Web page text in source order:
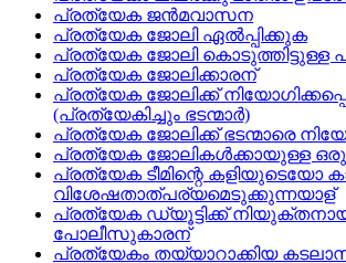
പ്രത്യേക ജന്‍മവാസന
പ്രത്യേക ജോലി ഏല്‍പ്പിക്കുക
പ്രത്യേക ജോലി കൊടുത്തിട്ടുള്ള
പ്രത്യേക ജോലിക്കാരന്
പ്രത്യേക ജോലിക്ക്‌
(പ്രത്യേകിച്ചും ഭടന്മാര്‍)
പ്രത്യേക ജോലിക്ക്‌ ഭടന്മാരെ
പ്രത്യേക ജോലികള്‍ക്കായുള്ള
പ്രത്യേക ടീമിന്റെ കളിയുടെയോ
വിശേഷതാത്‌പര്യമെടുക്കുന്നയാള്
പ്രത്യേക ഡ്യൂട്ടിക്ക്‌
പോലീസുകാരന്
പ്രത്യേകം തയ്യാറാക്കിയ